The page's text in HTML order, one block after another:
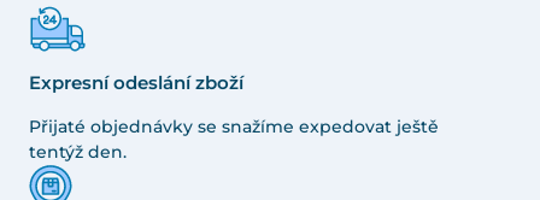
Expresní odeslání zboží
Přijaté objednávky se snažíme expedovat ještě
tentýž den.